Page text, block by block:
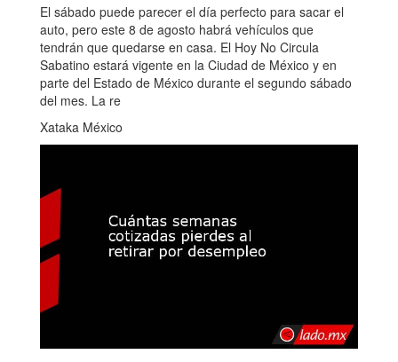
El sábado puede parecer el día perfecto para sacar el
auto, pero este 8 de agosto habrá vehículos que
tendrán que quedarse en casa. El Hoy No Circula
Sabatino estará vigente en la Ciudad de México y en
parte del Estado de México durante el segundo sábado
del mes. La re
Xataka México